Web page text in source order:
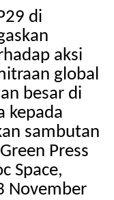
di
aksi
global
besar di
kepada
sambutan
Press
Space,
November